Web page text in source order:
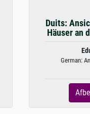
Duits:
Häuser an
German: